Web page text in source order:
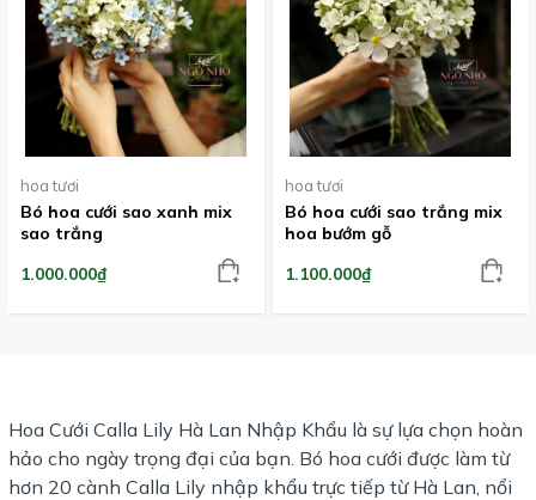
hoa tươi
Bó hoa cưới sao xanh mix
sao trắng
1.000.000₫
hoa tươi
Bó hoa cưới sao trắng mix
hoa bướm gỗ
1.100.000₫
Hoa Cưới Calla Lily Hà Lan Nhập Khẩu là sự lựa chọn hoàn
hảo cho ngày trọng đại của bạn. Bó hoa cưới được làm từ
hơn 20 cành Calla Lily nhập khẩu trực tiếp từ Hà Lan, nổi